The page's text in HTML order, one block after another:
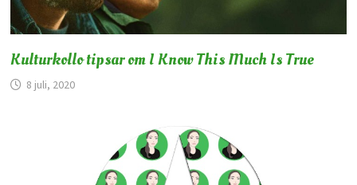
Kulturkollo tipsar om I Know This Much Is True
8 juli, 2020